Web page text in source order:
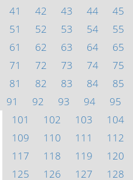
41
42 43 44 45
51
52 53 54 55
61
62 63 64 65
71
72 73 74 75
81
82 83 84 85
91
92 93 94 95
101
102 103 104
109
110 111 112
117
118 119 120
125
126 127 128